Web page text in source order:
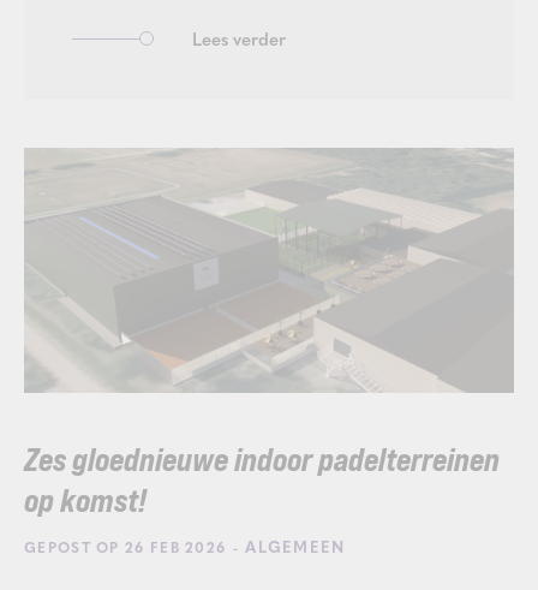
Lees verder
Zes gloednieuwe indoor padelterreinen
op komst!
GEPOST OP 26 FEB 2026 - ALGEMEEN